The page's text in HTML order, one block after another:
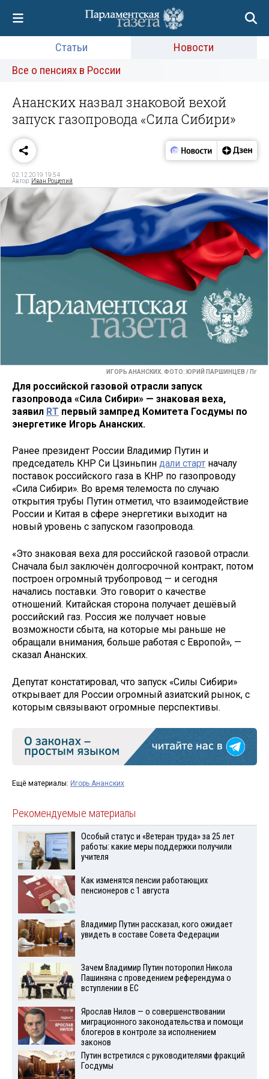
Статьи
Новости
Все о пенсиях в России
Ананских назвал знаковой вехой
запуск газопровода «Сила Сибири»
02.12.2019 19:54
Автор: Иван Рощепий
ИГОРЬ АНАНСКИХ. ФОТО: ЮРИЙ ПАРШИНЦЕВ / Пг
Для российской газовой отрасли запуск
газопровода «Сила Сибири» — знаковая веха,
заявил RT первый зампред Комитета Госдумы по
энергетике Игорь Ананских.
Ранее президент России Владимир Путин и
председатель КНР Си Цзиньпин дали старт началу
поставок российского газа в КНР по газопроводу
«Сила Сибири». Во время телемоста по случаю
открытия трубы Путин отметил, что взаимодействие
России и Китая в сфере энергетики выходит на
новый уровень с запуском газопровода.
«Это знаковая веха для российской газовой отрасли.
Сначала был заключён долгосрочной контракт, потом
построен огромный трубопровод — и сегодня
начались поставки. Это говорит о качестве
отношений. Китайская сторона получает дешёвый
российский газ. Россия же получает новые
возможности сбыта, на которые мы раньше не
обращали внимания, больше работая с Европой», —
сказал Ананских.
Депутат констатировал, что запуск «Силы Сибири»
открывает для России огромный азиатский рынок, с
которым связывают огромные перспективы.
Ещё материалы: Игорь Ананских
Рекомендуемые материалы
Особый статус и «Ветеран труда» за 25 лет
работы: какие меры поддержки получили
учителя
Как изменятся пенсии работающих
пенсионеров с 1 августа
Владимир Путин рассказал, кого ожидает
увидеть в составе Совета Федерации
Зачем Владимир Путин поторопил Никола
Пашиняна с проведением референдума о
вступлении в ЕС
Ярослав Нилов — о совершенствовании
миграционного законодательства и помощи
блогеров в контроле за исполнением
законов
Путин встретился с руководителями фракций
Госдумы